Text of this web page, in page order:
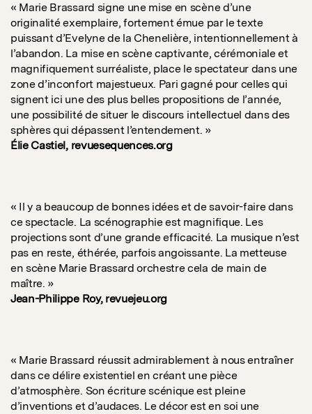
« Marie Brassard signe une mise en scène d’une
originalité exemplaire, fortement émue par le texte
puissant d’Evelyne de la Chenelière, intentionnellement à
l’abandon. La mise en scène captivante, cérémoniale et
magnifiquement surréaliste, place le spectateur dans une
zone d’inconfort majestueux. Pari gagné pour celles qui
signent ici une des plus belles propositions de l’année,
une possibilité de situer le discours intellectuel dans des
sphères qui dépassent l’entendement. »
Élie Castiel, revuesequences.org
« Il y a beaucoup de bonnes idées et de savoir-faire dans
ce spectacle. La scénographie est magnifique. Les
projections sont d’une grande efficacité. La musique n’est
pas en reste, éthérée, parfois angoissante. La metteuse
en scène Marie Brassard orchestre cela de main de
maître. »
Jean-Philippe Roy, revuejeu.org
« Marie Brassard réussit admirablement à nous entraîner
dans ce délire existentiel en créant une pièce
d’atmosphère. Son écriture scénique est pleine
d’inventions et d’audaces. Le décor est en soi une